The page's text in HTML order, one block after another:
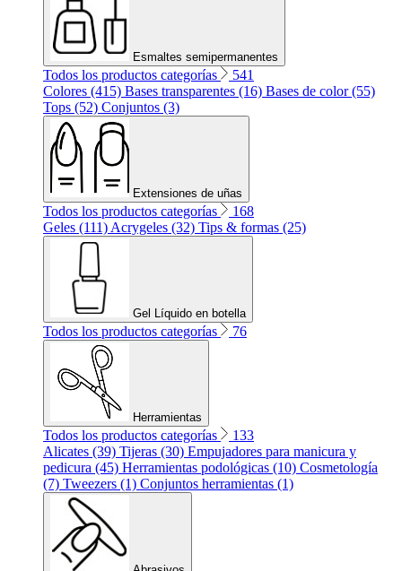
Esmaltes semipermanentes
Todos los productos categorías
541
Colores (415) Bases transparentes (16) Bases de color (55)
Tops (52) Conjuntos (3)
Extensiones de uñas
Todos los productos categorías
168
Geles (111) Acrygeles (32) Tips & formas (25)
Gel Líquido en botella
Todos los productos categorías 76
Herramientas
Todos los productos categorías
133
Alicates (39) Tijeras (30) Empujadores para manicura y
pedicura (45) Herramientas podológicas (10) Cosmetología
(7) Tweezers (1) Conjuntos herramientas (1)